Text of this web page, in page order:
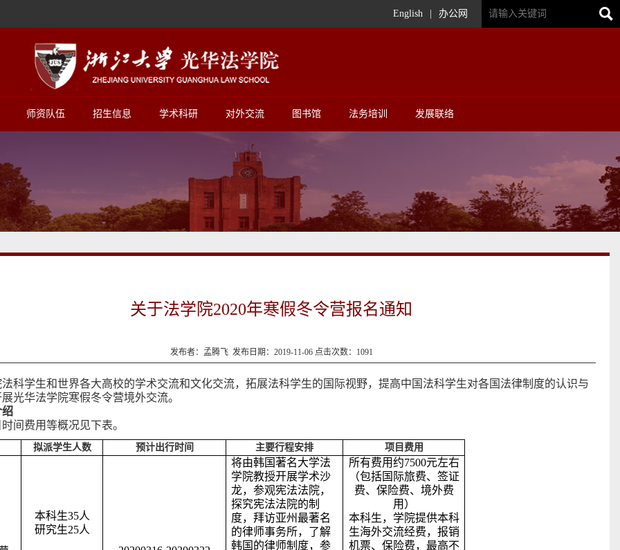
English 办公网
师资队伍 招生信息 学术科研 对外交流 图书馆 法务培训 发展联络
关于法学院2020年寒假冬令营报名通知
发布者：孟腾飞 发布日期：2019-11-06 点击次数： 1091
科学生和世界各大高校的学术交流和文化交流，拓展法科学生的国际视野，提高中国法科学生对各国法律制度的认识与
光华法学院寒假冬令营境外交流。
绍
间费用等概况见下表。
拟派学生人数 预计出行时间 主要行程安排 项目费用
本科生35人
研究生25人
将由韩国著名大学法
学院教授开展学术沙
龙，参观宪法法院，
探究宪法法院的制
度，拜访亚州最著名
的律师事务所，了解
韩国的律师制度，参
所有费用约7500元左右
（包括国际旅费、签证
费、保险费、境外费
用）
本科生，学院提供本科
生海外交流经费，报销
机票、保险费，最高不